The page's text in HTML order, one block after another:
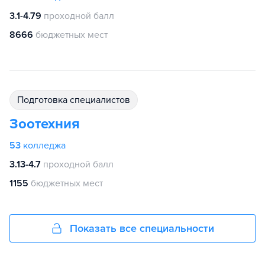
3.1-4.79 проходной балл
8666 бюджетных мест
подготовка специалистов
Зоотехния
53 колледжа
3.13-4.7 проходной балл
1155 бюджетных мест
Показать все специальности